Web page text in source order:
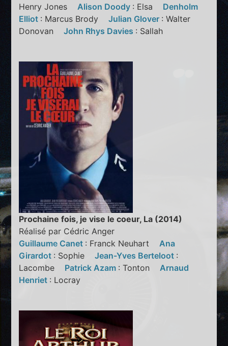
Henry Jones Alison Doody : Elsa Denholm
Elliot : Marcus BrodyJulian Glover : Walter
DonovanJohn Rhys Davies : Sallah
Prochaine fois, je vise le coeur, La (2014)
Réalisé par Cédric Anger
Guillaume Canet : Franck NeuhartAna
Girardot : SophieJean-Yves Berteloot :
Lacombe Patrick Azam : TontonArnaud
Henriet : Locray